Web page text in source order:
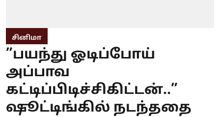
சினிமா
”பயந்து ஓடிப்போய்
அப்பாவ
கட்டிப்பிடிச்சிகிட்டன்..”
ஷூட்டிங்கில் நடந்ததை